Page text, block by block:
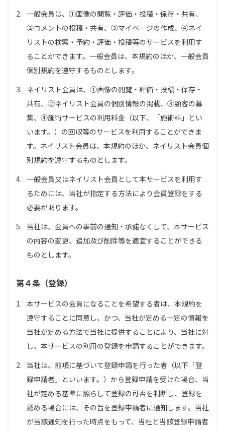
2. 一般会員は、①画像の閲覧・評価・投稿・保存・共有、
②コメントの投稿・共有、③マイページの作成、④ネイ
リストの検索・予約・評価・投稿等のサービスを利用す
ることができます。一般会員は、本規約のほか、一般会員
個別規約を遵守するものとします。
3. ネイリスト会員は、①画像の閲覧・評価・投稿・保存・
共有、②ネイリスト会員の個別情報の掲載、③顧客の募
集、④施術サービスの利用料金（以下、「施術料」とい
います。）の回収等のサービスを利用することができま
す。ネイリスト会員は、本規約のほか、ネイリスト会員個
別規約を遵守するものとします。
4. 一般会員又はネイリスト会員として本サービスを利用す
るためには、当社が指定する方法により会員登録をする
必要があります。
5. 当社は、会員への事前の通知・承諾なくして、本サービス
の内容の変更、追加及び削除等を適宜することができる
ものとします。
第４条（登録）
1. 本サービスの会員になることを希望する者は、本規約を
遵守することに同意し、かつ、当社が定める一定の情報を
当社が定める方法で当社に提供することにより、当社に対
し、本サービスの利用の登録を申請することができます。
2. 当社は、前項に基づいて登録申請を行った者（以下「登
録申請者」といいます。）から登録申請を受けた場合、当
社が定める基準に照らして登録の可否を判断し、登録を
認める場合には、その旨を登録申請者に通知します。当社
が当該通知を行った時点をもって、当社と当該登録申請者